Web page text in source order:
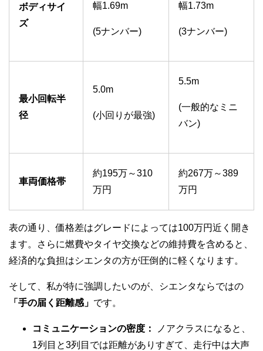
ボディサイ
ズ
幅1.69m
(5ナンバー)
幅1.73m
(3ナンバー)
最小回転半
径
5.0m
(小回りが最強)
5.5m
(一般的なミニ
バン)
車両価格帯
約195万～310
万円
約267万～389
万円
表の通り、価格差はグレードによっては100万円近く開き
ます。さらに燃費やタイヤ交換などの維持費を含めると、
経済的な負担はシエンタの方が圧倒的に軽くなります。
そして、私が特に強調したいのが、シエンタならではの
「手の届く距離感」 です。
コミュニケーションの密度：
ノアクラスになると、
1列目と3列目では距離がありすぎて、走行中は大声